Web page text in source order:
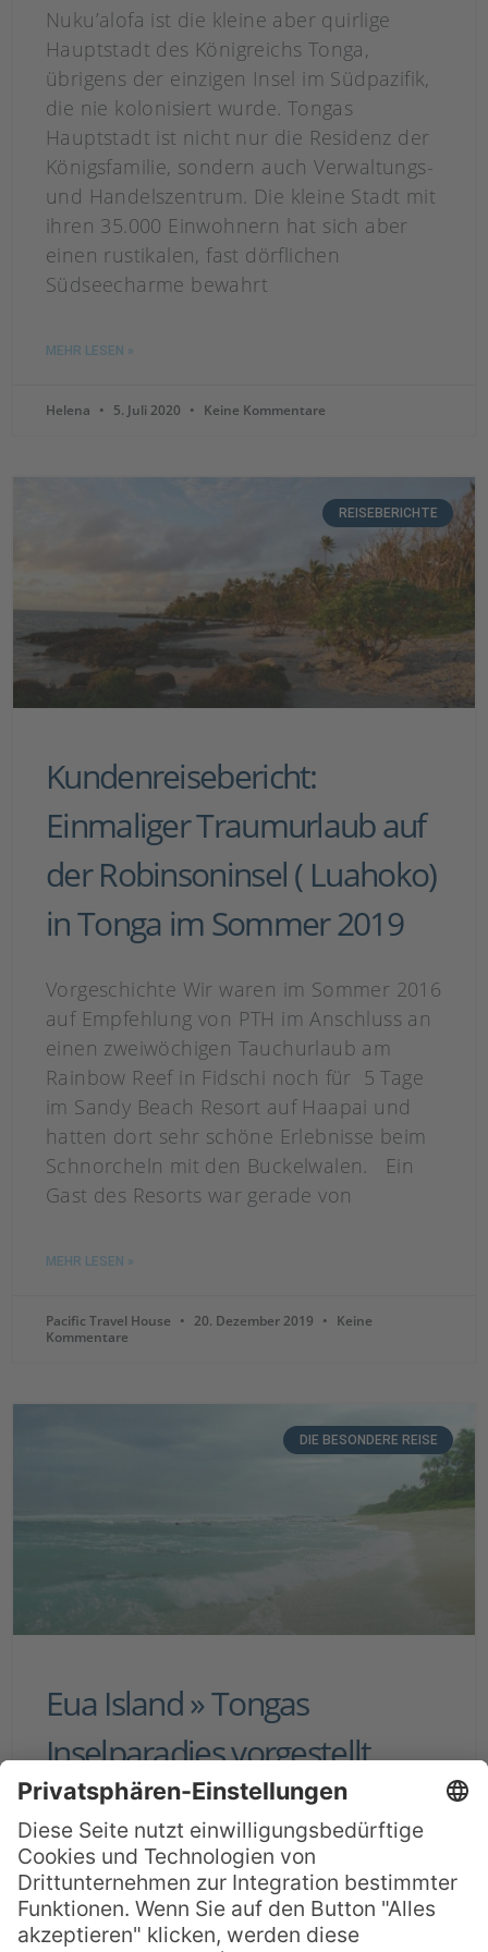
Nuku’alofa ist die kleine aber quirlige
Hauptstadt des Königreichs Tonga,
übrigens der einzigen Insel im Südpazifik,
die nie kolonisiert wurde. Tongas
Hauptstadt ist nicht nur die Residenz der
Königsfamilie, sondern auch Verwaltungs-
und Handelszentrum. Die kleine Stadt mit
ihren 35.000 Einwohnern hat sich aber
einen rustikalen, fast dörflichen
Südseecharme bewahrt
MEHR LESEN »
Helena 5. Juli 2020 Keine Kommentare
REISEBERICHTE
Kundenreisebericht:
Einmaliger Traumurlaub auf
der Robinsoninsel ( Luahoko)
in Tonga im Sommer 2019
Vorgeschichte Wir waren im Sommer 2016
auf Empfehlung von PTH im Anschluss an
einen zweiwöchigen Tauchurlaub am
Rainbow Reef in Fidschi noch für 5 Tage
im Sandy Beach Resort auf Haapai und
hatten dort sehr schöne Erlebnisse beim
Schnorcheln mit den Buckelwalen. Ein
Gast des Resorts war gerade von
MEHR LESEN »
Pacific Travel House 20. Dezember 2019
Keine
Kommentare
DIE BESONDERE REISE
Eua Island » Tongas
Inselparadies vorgestellt
Das polynesische Archipel Tonga umfasst
ein gewaltiges Meeresgebiet, in dem drei
Hauptarchipele mit vielen kleinen Inseln
liegen. Am Rande dieses Archipels liegt
Tongas „vergessene Insel“. Eua ist anders